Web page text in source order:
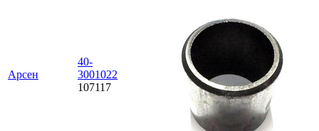
Aрсен
40-
3001022
107117